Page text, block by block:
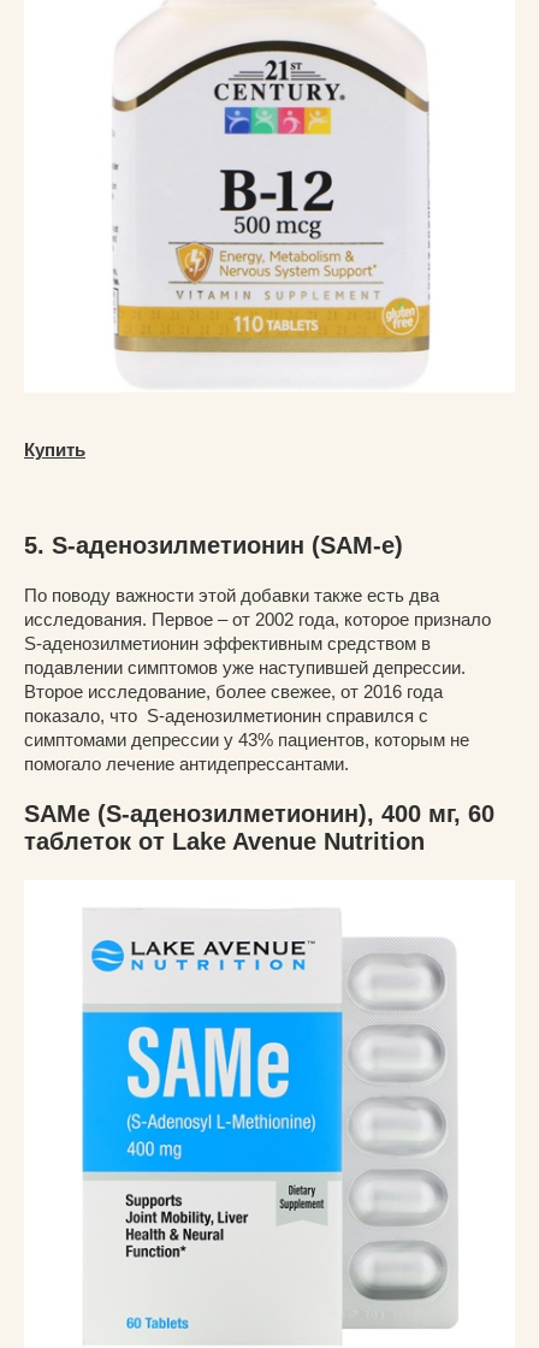
Купить
5. S-аденозилметионин (SAM-e)
По поводу важности этой добавки также есть два
исследования. Первое – от 2002 года, которое признало
S-аденозилметионин эффективным средством в
подавлении симптомов уже наступившей депрессии.
Второе исследование, более свежее, от 2016 года
показало, что S-аденозилметионин справился с
симптомами депрессии у 43% пациентов, которым не
помогало лечение антидепрессантами.
SAMe (S-аденозилметионин), 400 мг, 60
таблеток от Lake Avenue Nutrition